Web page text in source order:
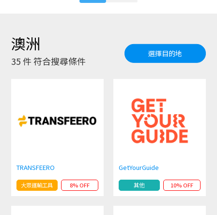
澳洲
35件 符合搜尋條件
選擇目的地
TRANSFEERO
大眾運輸工具 8% OFF
GetYourGuide
其他 10% OFF